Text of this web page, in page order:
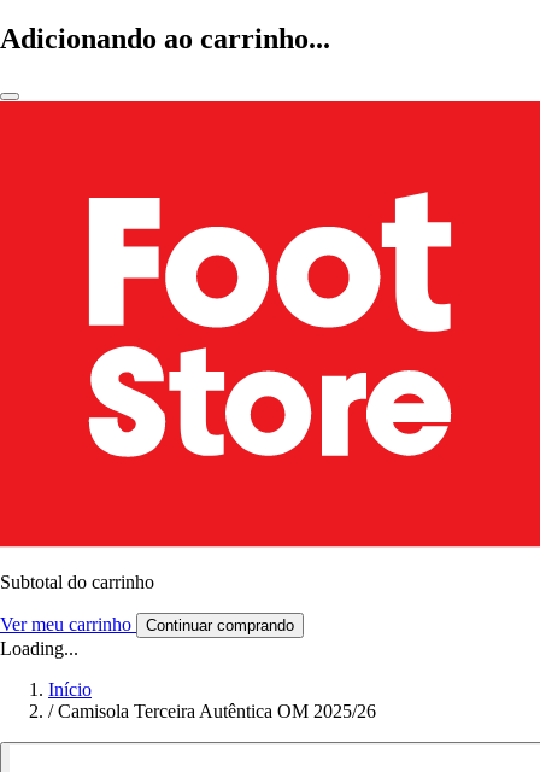
Adicionando ao carrinho...
Subtotal do carrinho
Ver meu carrinho Continuar comprando
Loading...
Início
/ Camisola Terceira Autêntica OM 2025/26